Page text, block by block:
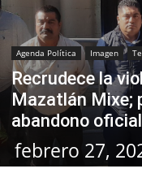
Agenda Política Imagen
Recrudece la
Mazatlán Mixe;
abandono oficial
febrero 27,